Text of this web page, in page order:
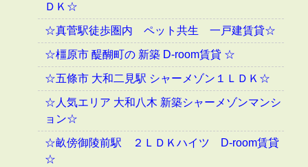
ＤＫ☆
☆真菅駅徒歩圏内 ペット共生 一戸建賃貸☆
☆橿原市 醍醐町の 新築 D-room賃貸 ☆
☆五條市 大和二見駅 シャーメゾン１ＬＤＫ☆
☆人気エリア 大和八木 新築シャーメゾンマンシ
ョン☆
☆畝傍御陵前駅 ２ＬＤＫハイツ D-room賃貸
☆